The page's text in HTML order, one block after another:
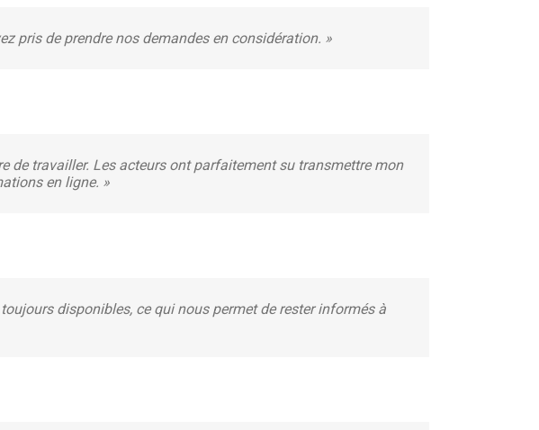
pris de prendre nos demandes en considération. »
de travailler. Les acteurs ont parfaitement su transmettre mon
en ligne. »
disponibles, ce qui nous permet de rester informés à